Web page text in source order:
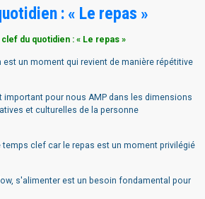
: « Le repas »
du quotidien : « Le repas »
un moment qui revient de manière répétitive
important pour nous AMP dans les dimensions
et culturelles de la personne
clef car le repas est un moment privilégié
s'alimenter est un besoin fondamental pour